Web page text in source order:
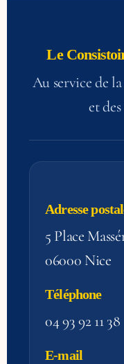
Le
Au service de
et
Adresse
5 Place
06000 Nice
Téléphone
04 93 92 11 38
E-mail